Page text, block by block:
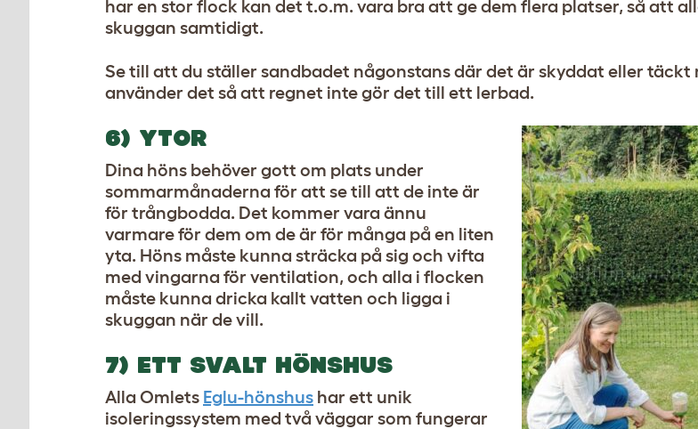
har en stor flock kan det t.o.m. vara bra att ge dem flera platser, så att
skuggan samtidigt.
Se till att du ställer sandbadet någonstans där det är skyddat eller täckt
använder det så att regnet inte gör det till ett lerbad.
6) YTOR
Dina höns behöver gott om plats under
sommarmånaderna för att se till att de inte är
för trångbodda. Det kommer vara ännu
varmare för dem om de är för många på en liten
yta. Höns måste kunna sträcka på sig och vifta
med vingarna för ventilation, och alla i flocken
måste kunna dricka kallt vatten och ligga i
skuggan när de vill.
7) ETT SVALT HÖNSHUS
Alla Omlets Eglu-hönshus har ett unik
isoleringssystem med två väggar som fungerar